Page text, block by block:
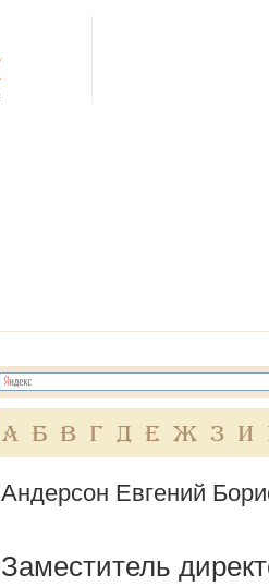
А Б В Г Д Е Ж З И
Андерсон Евгений
Заместитель